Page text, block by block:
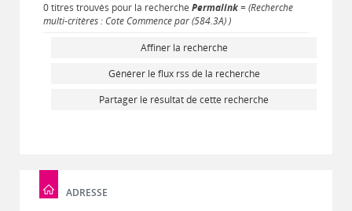
0 titres trouvés pour la recherche Permalink= (Recherche
multi-critères : Cote Commence par (584.3A) )
Affiner la recherche
Générer le flux rss de la recherche
Partager le résultat de cette recherche
ADRESSE